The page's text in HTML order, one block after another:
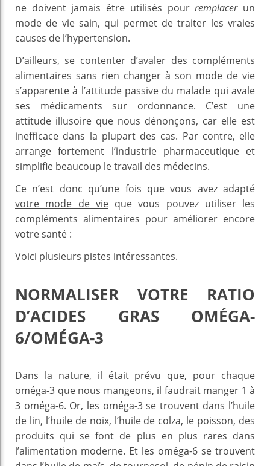
ne doivent jamais être utilisés pourremplacerun
mode de vie sain, qui permet de traiter les vraies
causes de l’hypertension.
D’ailleurs, se contenter d’avaler des compléments
alimentaires sans rien changer à son mode de vie
s’apparente à l’attitude passive du malade qui avale
ses médicaments sur ordonnance. C’est une
attitude illusoire que nous dénonçons, car elle est
inefficace dans la plupart des cas. Par contre, elle
arrange fortement l’industrie pharmaceutique et
simplifie beaucoup le travail des médecins.
Ce n’est donc qu’une fois que vous avez adapté
votre mode de vieque vous pouvez utiliser les
compléments alimentaires pour améliorer encore
votre santé :
Voici plusieurs pistes intéressantes.
NORMALISER VOTRE RATIO
D’ACIDES GRAS OMÉGA-
6/OMÉGA-3
Dans la nature, il était prévu que, pour chaque
oméga-3 que nous mangeons, il faudrait manger 1 à
3 oméga-6. Or, les oméga-3 se trouvent dans l’huile
de lin, l’huile de noix, l’huile de colza, le poisson, des
produits qui se font de plus en plus rares dans
l’alimentation moderne. Et les oméga-6 se trouvent